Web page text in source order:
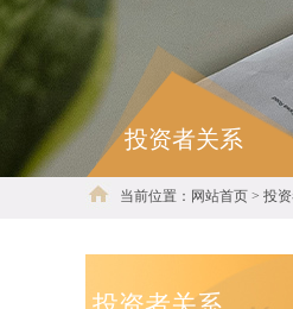
投资者关系
当前位置：网站首页 > 投